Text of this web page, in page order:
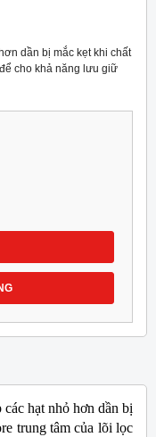
dần bị mắc kẹt khi chất
cho khả năng lưu giữ
hạt nhỏ hơn dần bị
trung tâm của lõi lọc